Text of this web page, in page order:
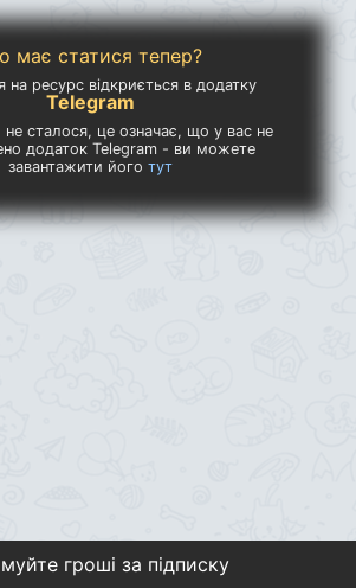
має статися тепер?
на ресурс відкриється в додатку
Telegram
не сталося, це означає, що у вас не
додаток Telegram - ви можете
завантажити йоготут
гроші за підписку